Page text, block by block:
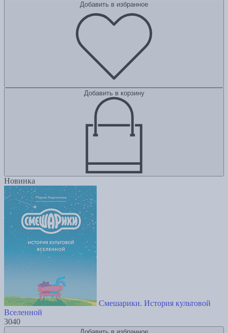
Добавить в избранное
Добавить в корзину
Новинка
Смешарики. История культовой
Вселенной
3040